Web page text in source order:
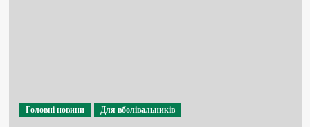
Головні новини Для вболівальників